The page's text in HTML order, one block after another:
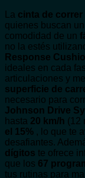
La cinta de correr
quienes buscan
comodidad de un
no la estés
Response
ideales en cada
articulaciones y
superficie de
necesario para
Johnson Drive
hasta 20 km/h (12
el 15% , lo que te
desafiantes.
dígitos te ofrece
que los 67
tus rutinas para